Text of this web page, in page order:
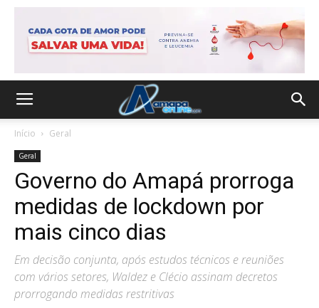
Início Geral
Geral
Governo do Amapá prorroga
medidas de lockdown por
mais cinco dias
Em decisão conjunta, após estudos técnicos e reuniões
com vários setores, Waldez e Clécio assinam decretos
prorrogando medidas restritivas